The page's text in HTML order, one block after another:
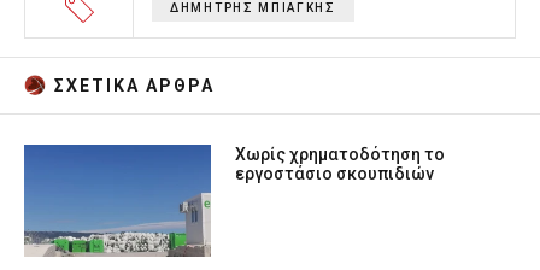
ΔΗΜΗΤΡΗΣ ΜΠΙΑΓΚΗΣ
ΣΧΕΤΙΚA AΡΘΡΑ
Χωρίς χρηματοδότηση το
εργοστάσιο σκουπιδιών